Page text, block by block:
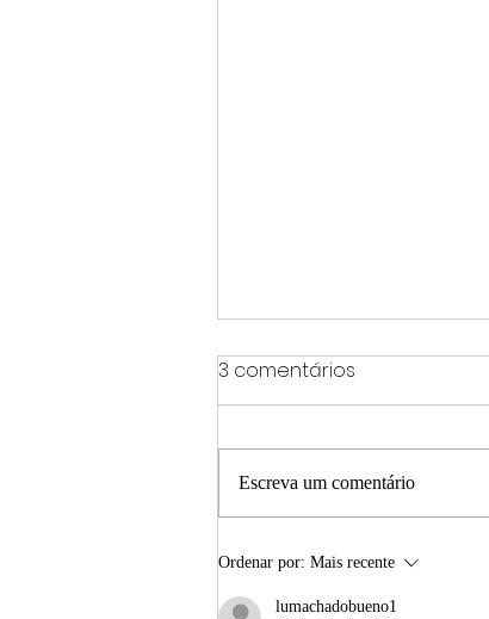
3 comentários
Escreva um comentário
Ordenar por: Mais recente
lumachadobueno1